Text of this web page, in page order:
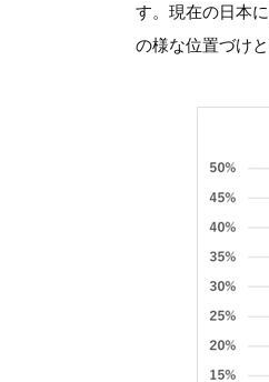
す。現在の日本
の様な位置づけと